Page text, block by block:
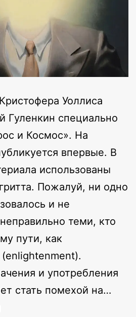
Уоллиса
Гуленкин специально
и Космос». На
впервые. В
использованы
Пожалуй, ни одно
и не
теми, кто
пути, как
и употребления
стать помехой на…